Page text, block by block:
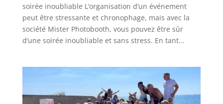
soirée inoubliable L’organisation d’un événement
peut être stressante et chronophage, mais avec la
société Mister Photobooth, vous pouvez être sûr
d’une soirée inoubliable et sans stress. En tant...